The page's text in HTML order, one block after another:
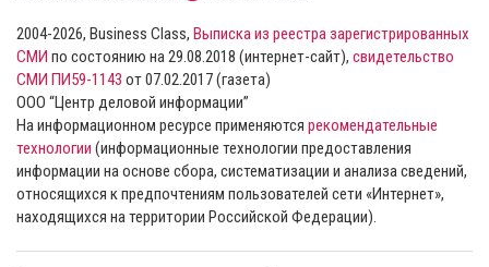
2004-2026, Business Class, Выписка из реестра зарегистрированных
СМИ по состоянию на 29.08.2018 (интернет-сайт), свидетельство
СМИ ПИ59-1143 от 07.02.2017 (газета)
ООО “Центр деловой информации”
На информационном ресурсе применяются рекомендательные
технологии (информационные технологии предоставления
информации на основе сбора, систематизации и анализа сведений,
относящихся к предпочтениям пользователей сети «Интернет»,
находящихся на территории Российской Федерации).